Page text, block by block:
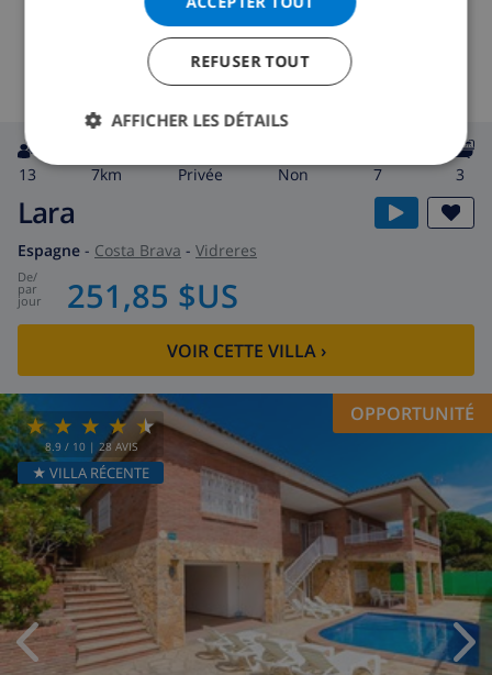
13 7km privée Non 7 3
Lara
Espagne - Costa Brava - Vidreres
de/
par
jour 251,85 $US
VOIR CETTE VILLA›
8.9 / 10 | 28 AVIS
★ VILLA RÉCENTE
OPPORTUNITÉ
REFUSER TOUT
AFFICHER LES DÉTAILS